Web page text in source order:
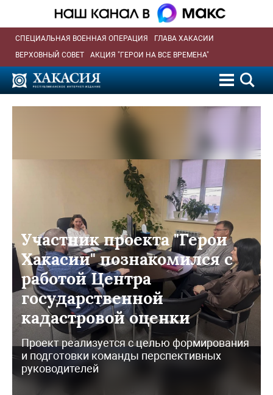
СПЕЦИАЛЬНАЯ ВОЕННАЯ ОПЕРАЦИЯ
ГЛАВА ХАКАСИИ
ВЕРХОВНЫЙ СОВЕТ
АКЦИЯ "ГЕРОИ НА ВСЕ ВРЕМЕНА"
Участник проекта "Герои
Хакасии" познакомился с
работой Центра
государственной
кадастровой оценки
Проект реализуется с целью формирования
и подготовки команды перспективных
руководителей